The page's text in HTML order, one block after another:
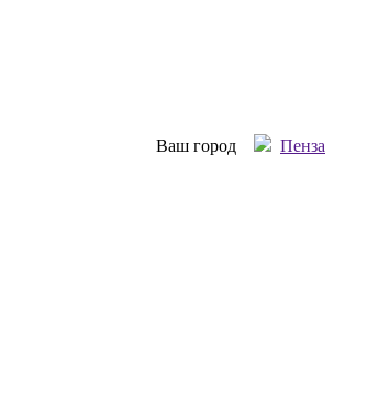
Ваш город
Пенза